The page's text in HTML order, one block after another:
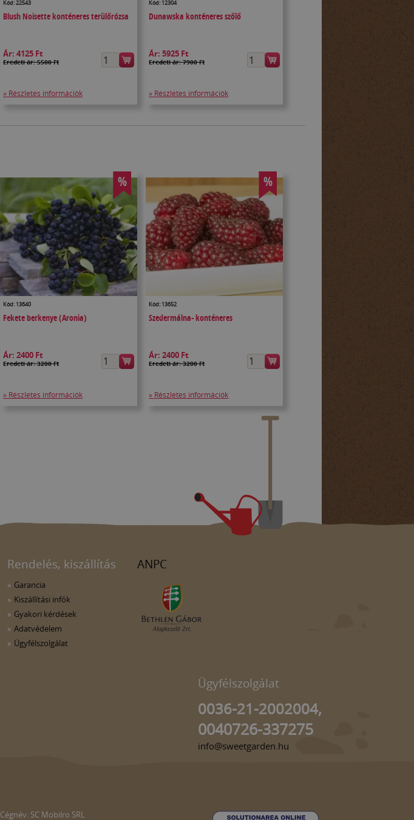
Kód: 22543
Blush Noisette konténeres terülőrózsa
Ár:4125 Ft
Eredeti ár: 5500 Ft
» Részletes információk
Kód: 12304
Dunawska konténeres szőlő
Ár:5925 Ft
Eredeti ár: 7900 Ft
» Részletes információk
%
Kód: 13640
Fekete berkenye (Aronia)
Ár:2400 Ft
Eredeti ár: 3200 Ft
» Részletes információk
%
Kód: 13652
Szedermálna- konténeres
Ár:2400 Ft
Eredeti ár: 3200 Ft
» Részletes információk
Rendelés, kiszállítás
Garancia
Kiszállítási infók
Gyakori kérdések
Adatvédelem
Ügyfélszolgálat
ANPC
Ügyfélszolgálat
0036-21-2002004,
0040726-337275
info@sweetgarden.hu
Cégnév: SC Mobilro SRL